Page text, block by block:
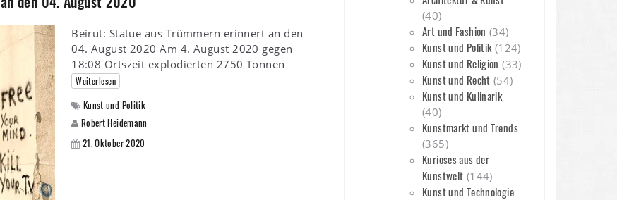
Beirut: Statue aus Trümmern erinnert an den
04. August 2020 Am 4. August 2020 gegen
18:08 Ortszeit explodierten 2750 Tonnen
Weiterlesen
Kunst und Politik
Robert Heidemann
21. Oktober 2020
(40)
Art und Fashion (34)
Kunst und Politik(124)
Kunst und Religion (33)
Kunst und Recht (54)
Kunst und Kulinarik
(40)
Kunstmarkt und Trends
(365)
Kurioses aus der
Kunstwelt (144)
Kunst und Technologie